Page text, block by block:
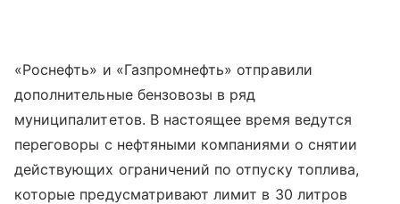
«Роснефть» и «Газпромнефть» отправили
дополнительные бензовозы в ряд
муниципалитетов. В настоящее время ведутся
переговоры с нефтяными компаниями о снятии
действующих ограничений по отпуску топлива,
которые предусматривают лимит в 30 литров